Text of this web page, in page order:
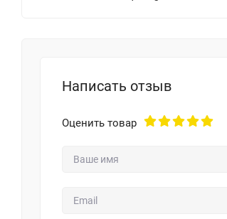
Написать отзыв
Оценить товар